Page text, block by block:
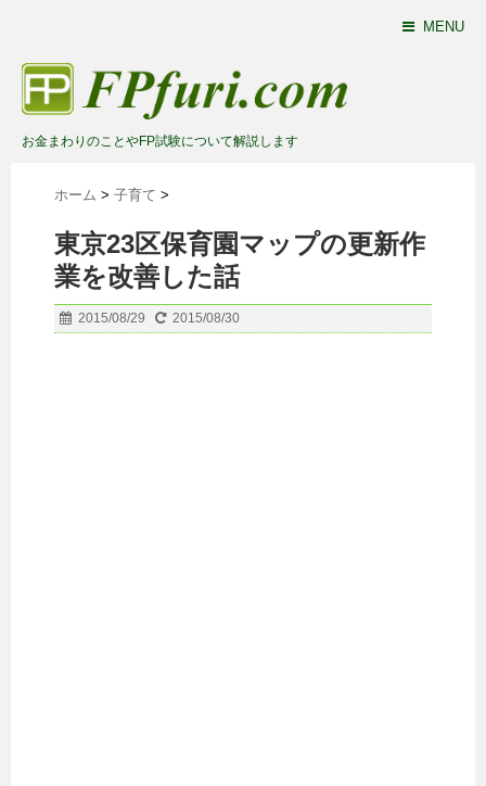
MENU
お金まわりのことやFP試験について解説します
ホーム > 子育て >
東京23区保育園マップの更新作
業を改善した話
2015/08/29 2015/08/30